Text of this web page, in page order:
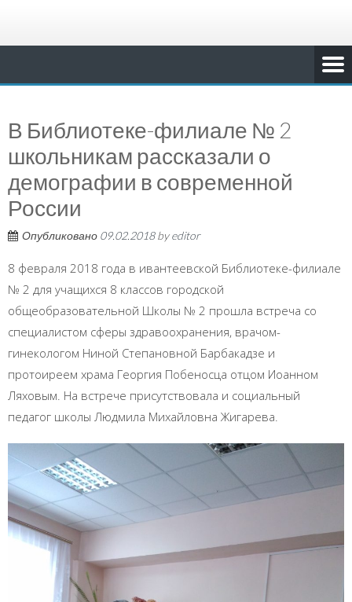
В Библиотеке-филиале № 2
школьникам рассказали о
демографии в современной
России
Опубликовано 09.02.2018byeditor
8 февраля 2018 года в ивантеевской Библиотеке-филиале
№ 2 для учащихся 8 классов городской
общеобразовательной Школы № 2 прошла встреча со
специалистом сферы здравоохранения, врачом-
гинекологом Ниной Степановной Барбакадзе и
протоиреем храма Георгия Побеносца отцом Иоанном
Ляховым. На встрече присутствовала и социальный
педагог школы Людмила Михайловна Жигарева.